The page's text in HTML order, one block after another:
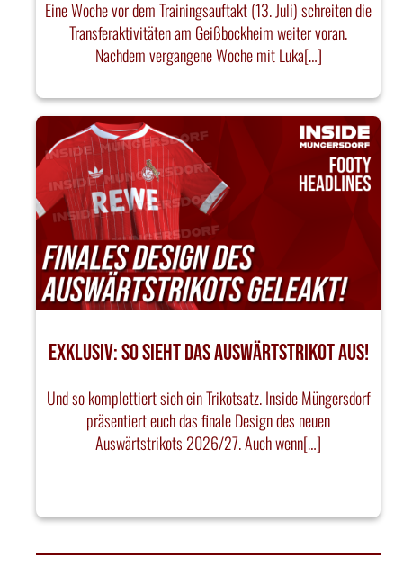
Eine Woche vor dem Trainingsauftakt (13. Juli) schreiten die
Transferaktivitäten am Geißbockheim weiter voran.
Nachdem vergangene Woche mit Luka[…]
EXKLUSIV: SO SIEHT DAS AUSWÄRTSTRIKOT AUS!
Und so komplettiert sich ein Trikotsatz. Inside Müngersdorf
präsentiert euch das finale Design des neuen
Auswärtstrikots 2026/27. Auch wenn[…]